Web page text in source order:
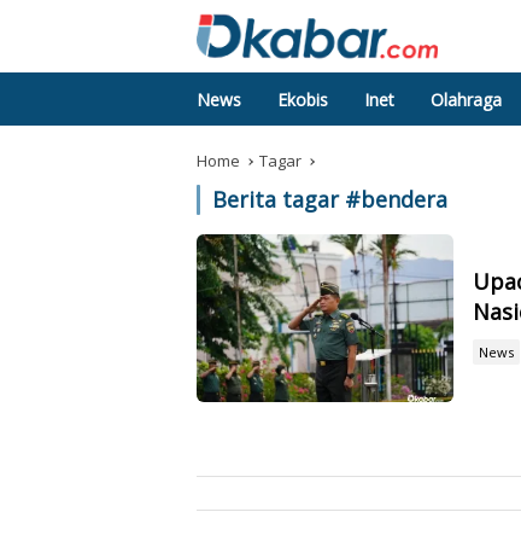
News Ekobis Inet Olahraga
Home Tagar
Berita tagar #bendera
News